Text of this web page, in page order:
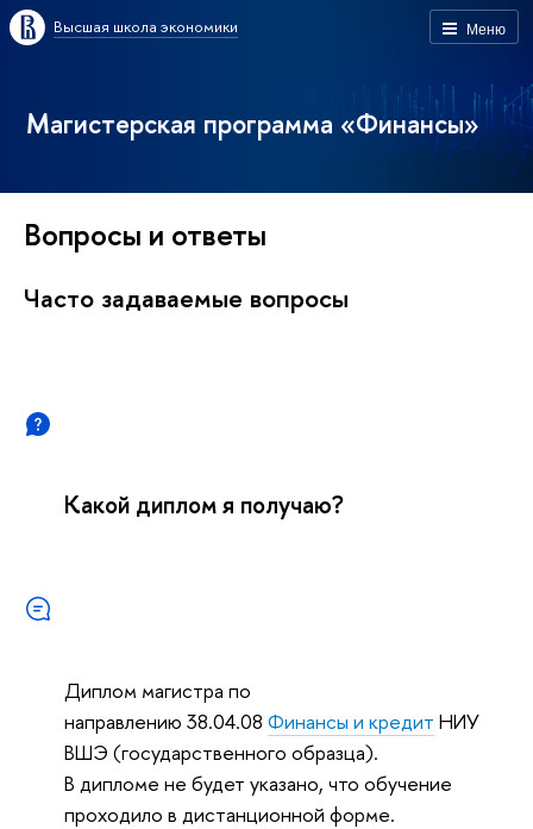
Меню
Высшая школа экономики
Магистерская программа «Финансы»
Вопросы и ответы
Часто задаваемые вопросы
Какой диплом я получаю?
Диплом магистра по
направлению 38.04.08 Финансы и кредит НИУ
ВШЭ (государственного образца).
В дипломе не будет указано, что обучение
проходило в дистанционной форме.